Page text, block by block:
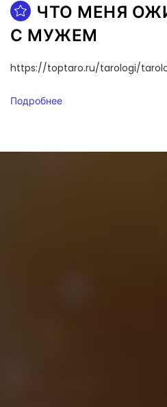
ЧТО МЕНЯ
С МУЖЕМ
https://toptaro.ru/tarologi/
Подробнее